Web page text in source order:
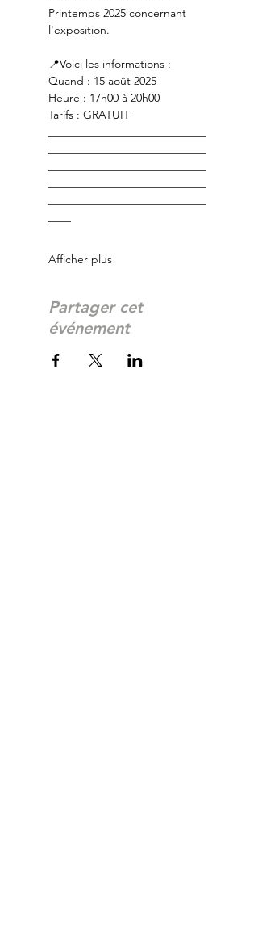
Printemps 2025 concernant
l'exposition.
📍Voici les informations :
Quand : 15 août 2025
Heure : 17h00 à 20h00
Tarifs : GRATUIT
Afficher plus
Partager cet
événement